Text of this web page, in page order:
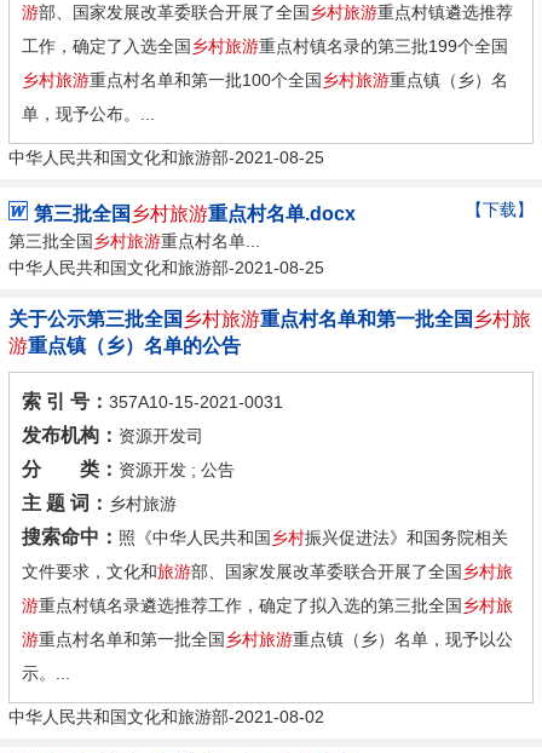
游部、国家发展改革委联合开展了全国 乡村旅游重点村镇遴选推荐
工作，确定了入选全国 乡村旅游重点村镇名录的第三批199个全国
乡村旅游重点村名单和第一批100个全国 乡村旅游重点镇（乡）名
单，现予公布。...
中华人民共和国文化和旅游部-2021-08-25
【下载】
第三批全国 乡村旅游重点村名单.docx
第三批全国 乡村旅游重点村名单...
中华人民共和国文化和旅游部-2021-08-25
关于公示第三批全国 乡村旅游重点村名单和第一批全国 乡村旅
游重点镇（乡）名单的公告
索 引 号： 357A10-15-2021-0031
发布机构： 资源开发司
分 类： 资源开发 ; 公告
主 题 词： 乡村旅游
搜索命中： 照《中华人民共和国 乡村振兴促进法》和国务院相关
文件要求，文化和旅游部、国家发展改革委联合开展了全国 乡村旅
游重点村镇名录遴选推荐工作，确定了拟入选的第三批全国 乡村旅
游重点村名单和第一批全国 乡村旅游重点镇（乡）名单，现予以公
示。...
中华人民共和国文化和旅游部-2021-08-02